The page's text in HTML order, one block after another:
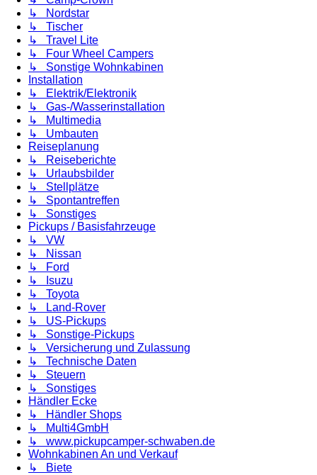
↳ Nordstar
↳ Tischer
↳ Travel Lite
↳ Four Wheel Campers
↳ Sonstige Wohnkabinen
Installation
↳ Elektrik/Elektronik
↳ Gas-/Wasserinstallation
↳ Multimedia
↳ Umbauten
Reiseplanung
↳ Reiseberichte
↳ Urlaubsbilder
↳ Stellplätze
↳ Spontantreffen
↳ Sonstiges
Pickups / Basisfahrzeuge
↳ VW
↳ Nissan
↳ Ford
↳ Isuzu
↳ Toyota
↳ Land-Rover
↳ US-Pickups
↳ Sonstige-Pickups
↳ Versicherung und Zulassung
↳ Technische Daten
↳ Steuern
↳ Sonstiges
Händler Ecke
↳ Händler Shops
↳ Multi4GmbH
↳ www.pickupcamper-schwaben.de
Wohnkabinen An und Verkauf
↳ Biete